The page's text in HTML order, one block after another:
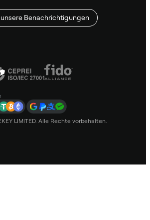
Benachrichtigungen
LIMITED. Alle Rechte vorbehalten.